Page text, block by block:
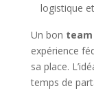
logistique
Un bon
expérience
sa place.
temps de